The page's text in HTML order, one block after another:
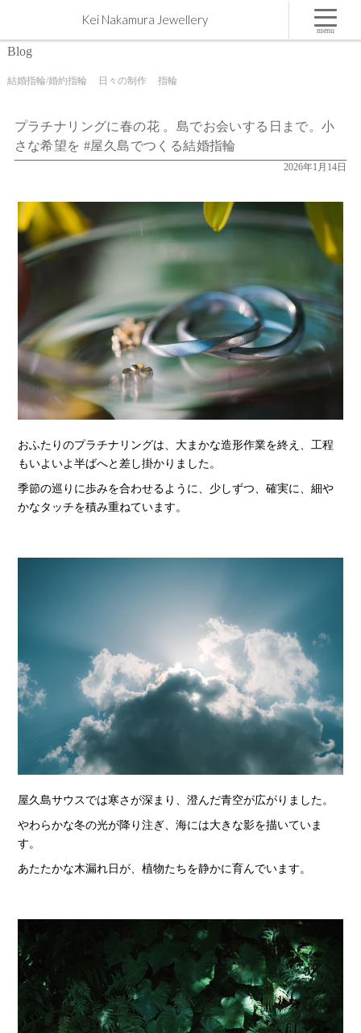
プラチナリングに春の花 。島でお会いする日まで。小さな希望を #屋久島でつくる結婚指輪 | 屋
久島,ジュエリー,オーダーメイドのマリッジリング（結婚・婚約指輪）制作 | Kei Nakamura
Kei Nakamura Jewellery
Blog
結婚指輪/婚約指輪 日々の制作 指輪
プラチナリングに春の花 。島でお会いする日まで。小
さな希望を #屋久島でつくる結婚指輪
2026年1月14日
おふたりのプラチナリングは、大まかな造形作業を終え、工程
もいよいよ半ばへと差し掛かりました。
季節の巡りに歩みを合わせるように、少しずつ、確実に、細や
かなタッチを積み重ねています。
屋久島サウスでは寒さが深まり、澄んだ青空が広がりました。
やわらかな冬の光が降り注ぎ、海には大きな影を描いていま
す。
あたたかな木漏れ日が、植物たちを静かに育んでいます。
menu